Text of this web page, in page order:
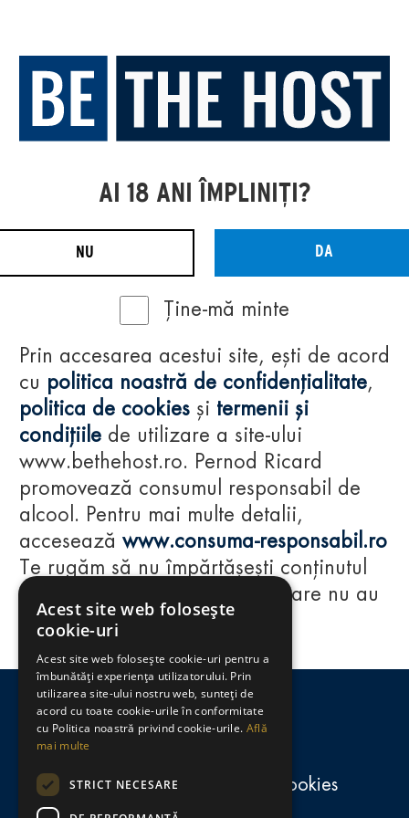
Regulamente
consumă-responsabil.ro
Politica de confidențialitate și cookies
AI 18 ANI ÎMPLINIȚI?
NU DA
Ține-mă minte
Prin accesarea acestui site, ești de acord
cu politica noastră de confidențialitate,
politica de cookies și termenii și
condițiile de utilizare a site-ului
www.bethehost.ro. Pernod Ricard
promovează consumul responsabil de
alcool. Pentru mai multe detalii,
accesează www.consuma-responsabil.ro
Te rugăm să nu împărtășești conținutul
acestui website cu persoane care nu au
împlinit vârsta de 18 ani.
Acest site web folosește
cookie-uri
Acest site web folosește cookie-uri pentru a
îmbunătăți experiența utilizatorului. Prin
utilizarea site-ului nostru web, sunteți de
acord cu toate cookie-urile în conformitate
cu Politica noastră privind cookie-urile. Află
mai multe
STRICT NECESARE